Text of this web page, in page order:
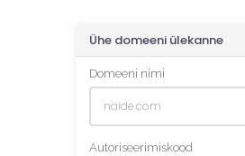
Ühe domeeni ülekanne
Domeeni nimi
Autoriseerimiskood